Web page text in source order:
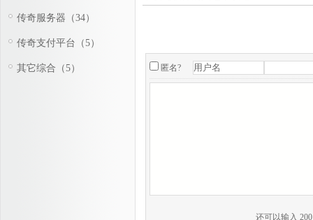
传奇服务器（34）
传奇支付平台（5）
其它综合（5） 匿名?
还可以输入 200